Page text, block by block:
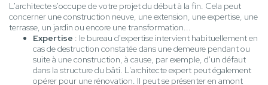
L'architecte s'occupe de votre projet du début à la fin. Cela peut
concerner une construction neuve, une extension, une expertise, une
terrasse, un jardin ou encore une transformation...
Expertise : le bureau d'expertise intervient habituellement en
cas de destruction constatée dans une demeure pendant ou
suite à une construction, à cause, par exemple, d'un défaut
dans la structure du bâti. L'architecte expert peut également
opérer pour une rénovation. Il peut se présenter en amont